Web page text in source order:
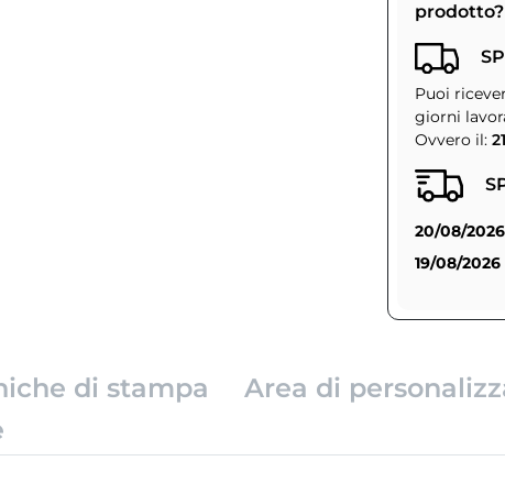
prodotto?
Puoi
giorni
Ovvero il:
20/08/2026
19/08/2026
di stampa
Area di